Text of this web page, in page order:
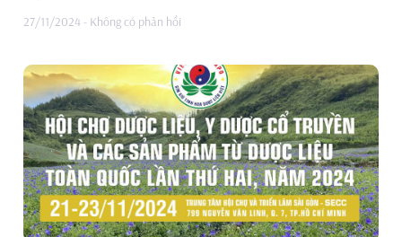
27/11/2024 Không có phản hồi